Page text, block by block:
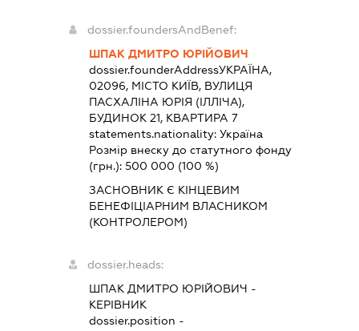
dossier.foundersAndBenef:
ШПАК ДМИТРО ЮРІЙОВИЧ
dossier.founderAddressУКРАЇНА,
02096, МІСТО КИЇВ, ВУЛИЦЯ
ПАСХАЛІНА ЮРІЯ (ІЛЛІЧА),
БУДИНОК 21, КВАРТИРА 7
statements.nationality: Україна
Розмір внеску до статутного фонду
(грн.): 500 000 (100 %)
ЗАСНОВНИК Є КІНЦЕВИМ
БЕНЕФІЦІАРНИМ ВЛАСНИКОМ
(КОНТРОЛЕРОМ)
dossier.heads:
ШПАК ДМИТРО ЮРІЙОВИЧ -
КЕРІВНИК
dossier.position -